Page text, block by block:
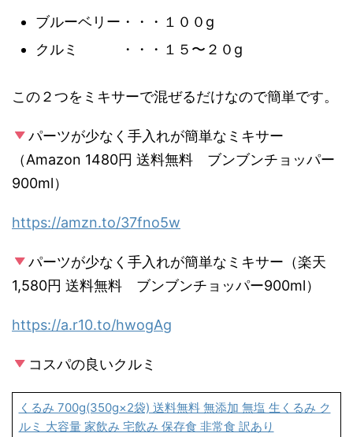
ブルーベリー・・・１００g
クルミ ・・・１５〜２０g
この２つをミキサーで混ぜるだけなので簡単です。
パーツが少なく手入れが簡単なミキサー
（Amazon 1480円 送料無料 ブンブンチョッパー
900ml）
https://amzn.to/37fno5w
パーツが少なく手入れが簡単なミキサー（楽天
1,580円 送料無料 ブンブンチョッパー900ml）
https://a.r10.to/hwogAg
コスパの良いクルミ
くるみ 700g(350g×2袋) 送料無料 無添加 無塩 生くるみ ク
ルミ 大容量 家飲み 宅飲み 保存食 非常食 訳あり